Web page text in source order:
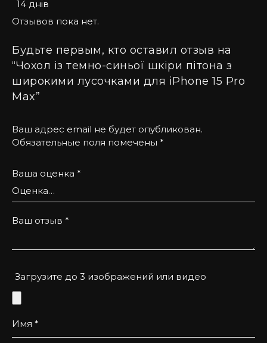
підкреслить вашу особистість і додасть шару
розкіші до вашого смартфона.
14 днів
Отзывов пока нет.
Будьте первым, кто оставил отзыв на
“Чохол із темно-синьої шкіри пітона з
широкими лусочками для iPhone 15 Pro
Max”
Ваш адрес email не будет опубликован.
Обязательные поля помечены *
Ваша оценка *
Ваш отзыв *
Загрузите до 3 изображений или видео
Имя *